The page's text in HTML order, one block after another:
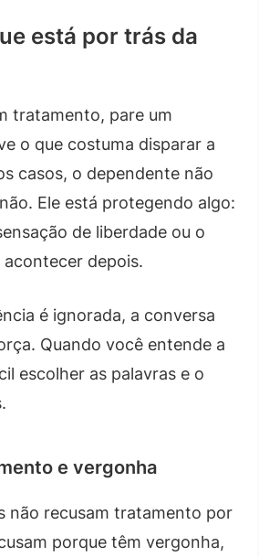
está por trás da
tratamento, pare um
o que costuma disparar a
casos, o dependente não
Ele está protegendo algo:
de liberdade ou o
depois.
é ignorada, a conversa
Quando você entende a
escolher as palavras e o
e vergonha
não recusam tratamento por
porque têm vergonha,